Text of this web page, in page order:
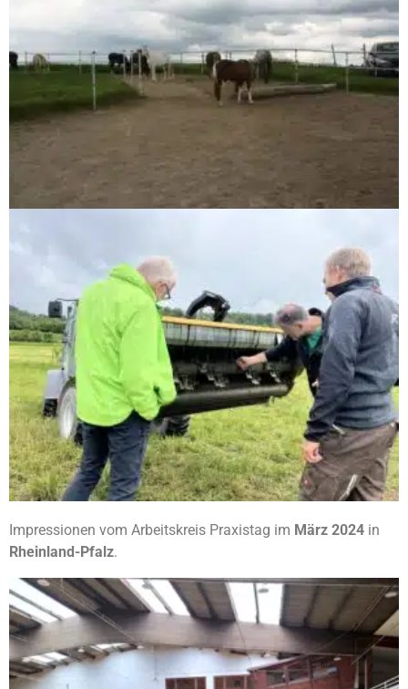
Impressionen vom Arbeitskreis Praxistag im März 2024 in
Rheinland-Pfalz.